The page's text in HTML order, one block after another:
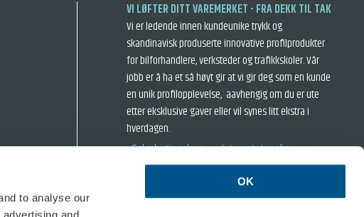
to analyse our
OK
VI LØFTER DITT VAREMERKET - FRA DEKK TIL TAK
Vi er ledende innen kundeunike trykk og
skandinavisk produserte innovative profilprodukter
for bilforhandlere, verksteder og trafikkskoler. Vår
jobb er å ha et så høyt gir at vi gir deg som en kunde
en unik profilopplevelse, aavhengig om du er ute
etter eksklusive gaver eller vil synes litt ekstra i
hverdagen.
› Salgsbetingelser › Intergritetspolicy